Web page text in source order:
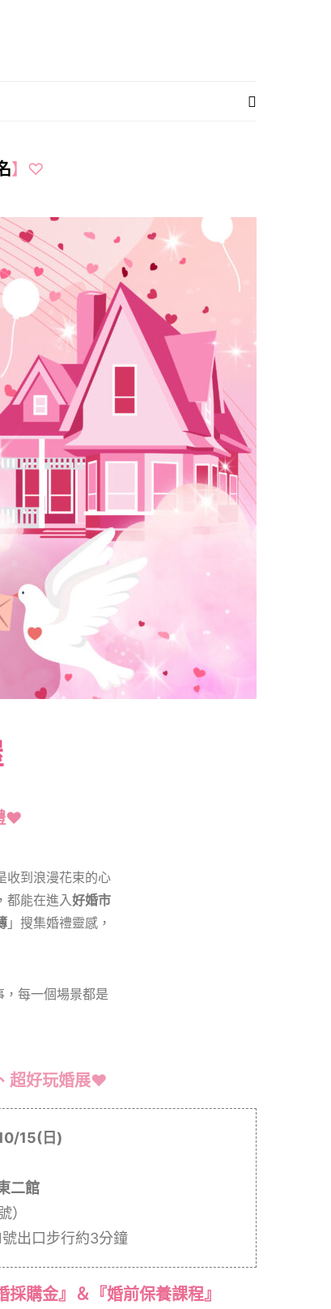
】♡
❤️
收到浪漫花束的心
都能在進入好婚市
」搜集婚禮靈感，
每一個場景都是
超好玩婚展♥
15(日)
二館
）
出口步行約3分鐘
購金』＆『婚前保養課程』